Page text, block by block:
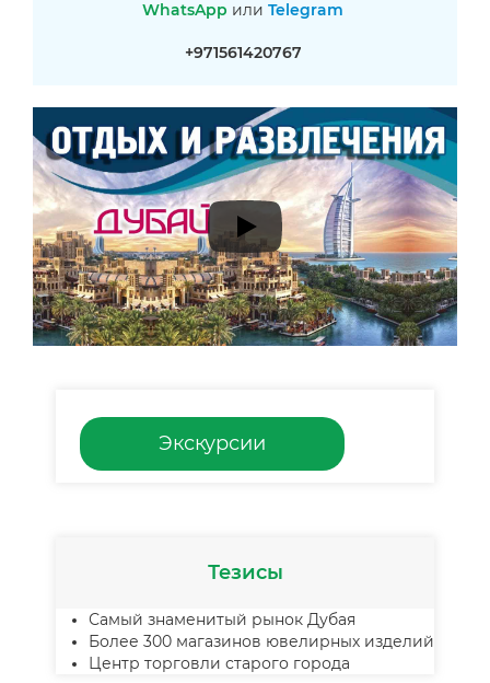
WhatsApp или Telegram
+971561420767
Экскурсии
Тезисы
Самый знаменитый рынок Дубая
Более 300 магазинов ювелирных изделий
Центр торговли старого города